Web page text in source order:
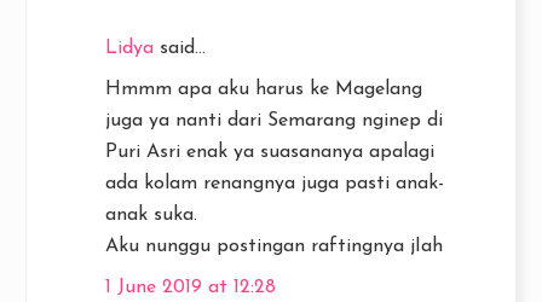
Lidya said...
Hmmm apa aku harus ke Magelang
juga ya nanti dari Semarang nginep di
Puri Asri enak ya suasananya apalagi
ada kolam renangnya juga pasti anak-
anak suka.
Aku nunggu postingan raftingnya jIah
1 June 2019 at 12:28